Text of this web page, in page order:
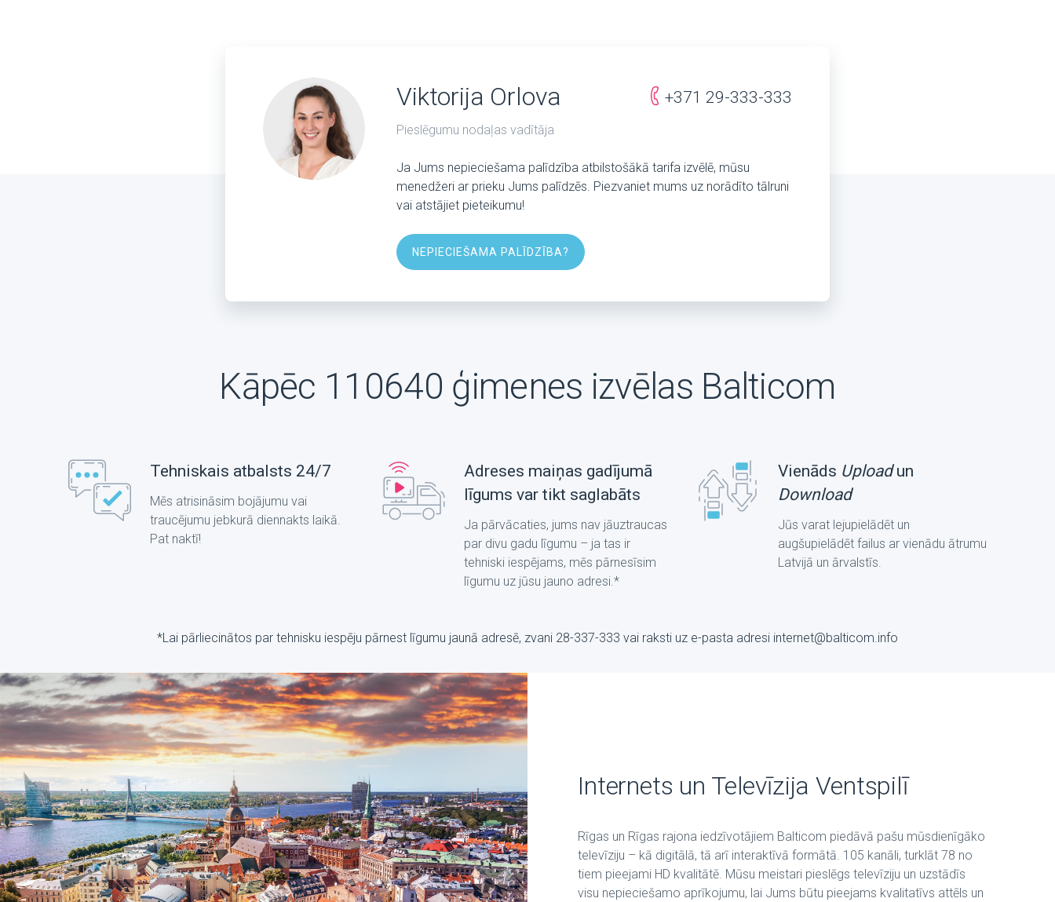
Viktorija Orlova
Pieslēgumu nodaļas vadītāja
+371 29-333-333
Ja Jums nepieciešama palīdzība atbilstošākā tarifa izvēlē, mūsu
menedžeri ar prieku Jums palīdzēs. Piezvaniet mums uz norādīto tālruni
vai atstājiet pieteikumu!
NEPIECIEŠAMA PALĪDZĪBA?
Kāpēc 110640 ģimenes izvēlas Balticom
Tehniskais atbalsts 24/7
Mēs atrisināsim bojājumu vai
traucējumu jebkurā diennakts laikā.
Pat naktī!
Adreses maiņas gadījumā
līgums var tikt saglabāts
Ja pārvācaties, jums nav jāuztraucas
par divu gadu līgumu – ja tas ir
tehniski iespējams, mēs pārnesīsim
līgumu uz jūsu jauno adresi.*
Vienāds Uploadun
Download
Jūs varat lejupielādēt un
augšupielādēt failus ar vienādu ātrumu
Latvijā un ārvalstīs.
*Lai pārliecinātos par tehnisku iespēju pārnest līgumu jaunā adresē, zvani 28-337-333 vai raksti uz е-pasta adresi internet@balticom.info
Internets un Televīzija Ventspilī
Rīgas un Rīgas rajona iedzīvotājiem Balticom piedāvā pašu mūsdienīgāko
televīziju – kā digitālā, tā arī interaktīvā formātā. 105 kanāli, turklāt 78 no
tiem pieejami HD kvalitātē. Mūsu meistari pieslēgs televīziju un uzstādīs
visu nepieciešamo aprīkojumu, lai Jums būtu pieejams kvalitatīvs attēls un